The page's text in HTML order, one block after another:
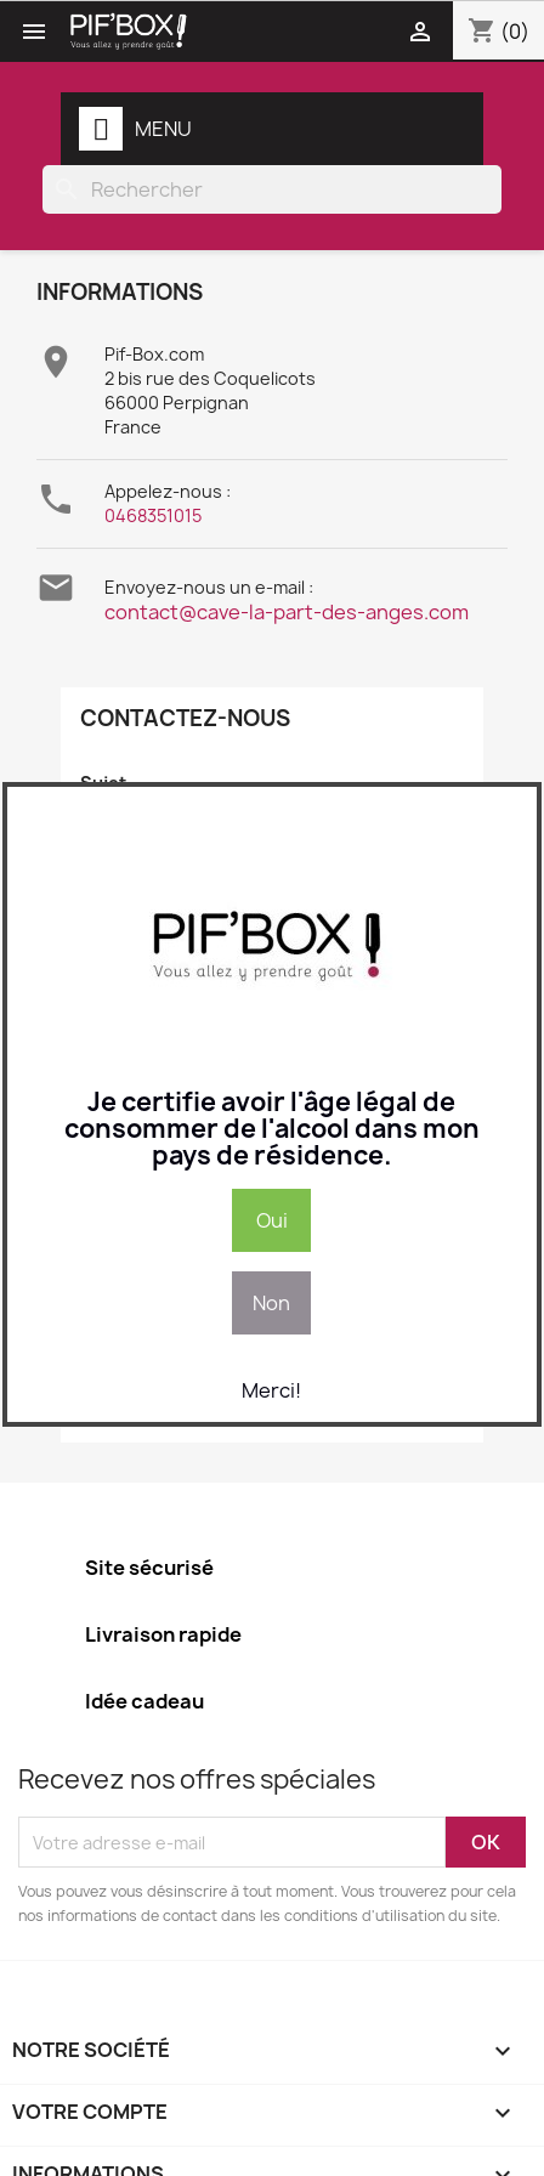
 shopping_cart (0)

MENU
Je certifie avoir l'âge légal de
consommer de l'alcool dans mon
pays de résidence.
Oui
Non
Merci!
INFORMATIONS

Pif-Box.com
2 bis rue des Coquelicots
66000 Perpignan
France

Appelez-nous :
0468351015
 Envoyez-nous un e-mail :
contact@cave-la-part-des-anges.com
CONTACTEZ-NOUS
Sujet
Adresse e-mail
CHOISIR UN FICHIER
optionnel
Site sécurisé
Livraison rapide
Idée cadeau
Recevez nos offres spéciales
Vous pouvez vous désinscrire à tout moment. Vous trouverez pour cela
nos informations de contact dans les conditions d'utilisation du site.
NOTRE SOCIÉTÉ 
VOTRE COMPTE 